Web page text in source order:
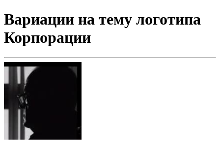
Вариации на тему логотипа
Корпорации